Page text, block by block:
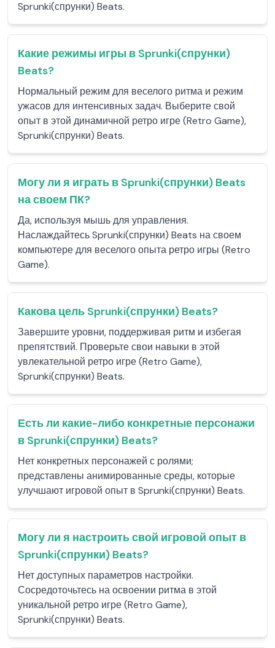
Sprunki(спрунки) Beats.
Какие режимы игры в Sprunki(спрунки)
Beats?
Нормальный режим для веселого ритма и режим
ужасов для интенсивных задач. Выберите свой
опыт в этой динамичной ретро игре (Retro Game),
Sprunki(спрунки) Beats.
Могу ли я играть в Sprunki(спрунки) Beats
на своем ПК?
Да, используя мышь для управления.
Наслаждайтесь Sprunki(спрунки) Beats на своем
компьютере для веселого опыта ретро игры (Retro
Game).
Какова цель Sprunki(спрунки) Beats?
Завершите уровни, поддерживая ритм и избегая
препятствий. Проверьте свои навыки в этой
увлекательной ретро игре (Retro Game),
Sprunki(спрунки) Beats.
Есть ли какие-либо конкретные персонажи
в Sprunki(спрунки) Beats?
Нет конкретных персонажей с ролями;
представлены анимированные среды, которые
улучшают игровой опыт в Sprunki(спрунки) Beats.
Могу ли я настроить свой игровой опыт в
Sprunki(спрунки) Beats?
Нет доступных параметров настройки.
Сосредоточьтесь на освоении ритма в этой
уникальной ретро игре (Retro Game),
Sprunki(спрунки) Beats.